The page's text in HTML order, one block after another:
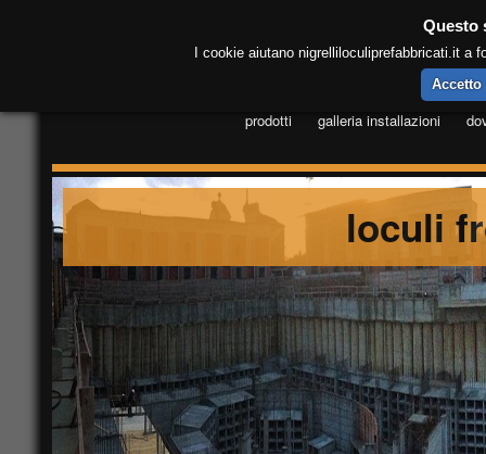
NIGRELLI, manufatti per l'edilizia
prodotti galleria installazioni
loculi
Questo
I cookie aiutano nigrelliloculiprefabbricati.it
Accetto